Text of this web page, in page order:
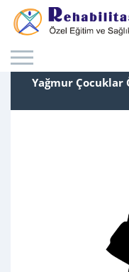
Yağmur Çocuklar